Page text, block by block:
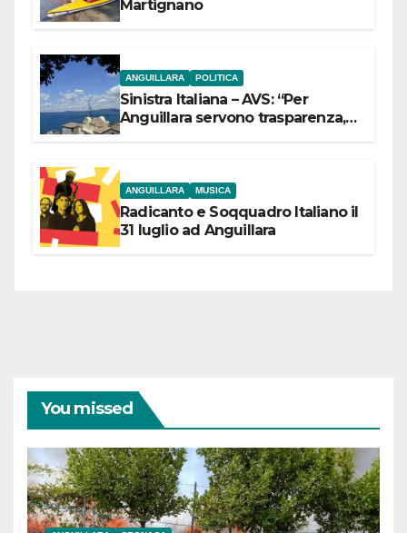
Martignano
ANGUILLARA POLITICA
Sinistra Italiana – AVS: “Per
Anguillara servono trasparenza,
ANGUILLARA MUSICA
Radicanto e Soqquadro Italiano il
31 luglio ad Anguillara
You missed